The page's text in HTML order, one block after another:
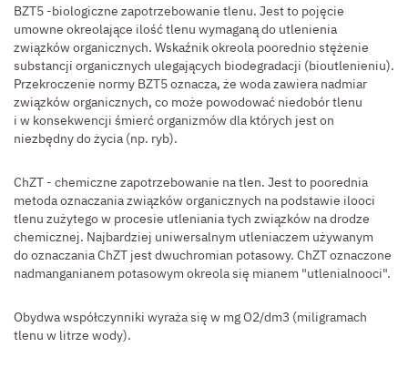
BZT5 -biologiczne zapotrzebowanie tlenu. Jest to pojęcie
umowne okreolające ilość tlenu wymaganą do utlenienia
związków organicznych. Wskaźnik okreola poorednio stężenie
substancji organicznych ulegających biodegradacji (bioutlenieniu).
Przekroczenie normy BZT5 oznacza, że woda zawiera nadmiar
związków organicznych, co może powodować niedobór tlenu
i w konsekwencji śmierć organizmów dla których jest on
niezbędny do życia (np. ryb).
ChZT - chemiczne zapotrzebowanie na tlen. Jest to poorednia
metoda oznaczania związków organicznych na podstawie ilooci
tlenu zużytego w procesie utleniania tych związków na drodze
chemicznej. Najbardziej uniwersalnym utleniaczem używanym
do oznaczania ChZT jest dwuchromian potasowy. ChZT oznaczone
nadmanganianem potasowym okreola się mianem "utlenialnooci".
Obydwa współczynniki wyraża się w mg O2/dm3 (miligramach
tlenu w litrze wody).